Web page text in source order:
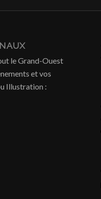
le Grand-Ouest
et vos
Illustration :